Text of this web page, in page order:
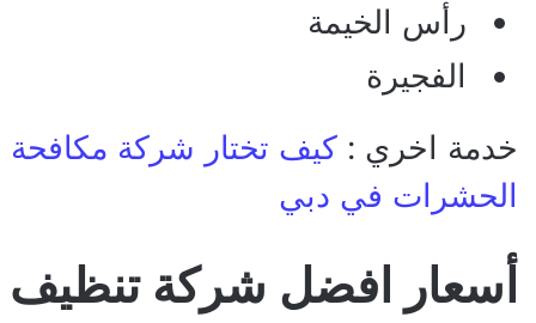
رأس الخيمة
الفجيرة
خدمة اخري : كيف تختار شركة مكافحة
الحشرات في دبي
أسعار افضل شركة تنظيف